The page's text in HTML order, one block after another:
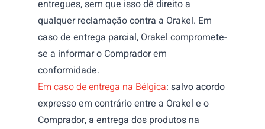
entregues, sem que isso dê direito a
qualquer reclamação contra a Orakel. Em
caso de entrega parcial, Orakel compromete-
se a informar o Comprador em
conformidade.
Em caso de entrega na Bélgica: salvo acordo
expresso em contrário entre a Orakel e o
Comprador, a entrega dos produtos na